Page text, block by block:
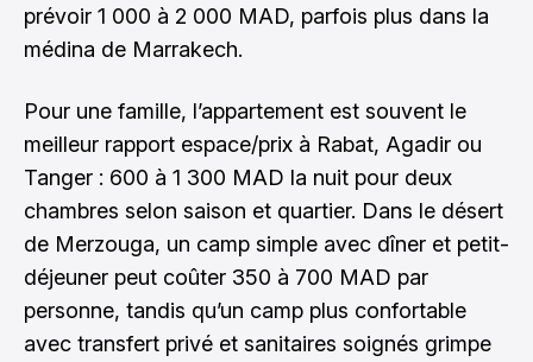
prévoir 1 000 à 2 000 MAD, parfois plus dans la
médina de Marrakech.
Pour une famille, l’appartement est souvent le
meilleur rapport espace/prix à Rabat, Agadir ou
Tanger : 600 à 1 300 MAD la nuit pour deux
chambres selon saison et quartier. Dans le désert
de Merzouga, un camp simple avec dîner et petit-
déjeuner peut coûter 350 à 700 MAD par
personne, tandis qu’un camp plus confortable
avec transfert privé et sanitaires soignés grimpe